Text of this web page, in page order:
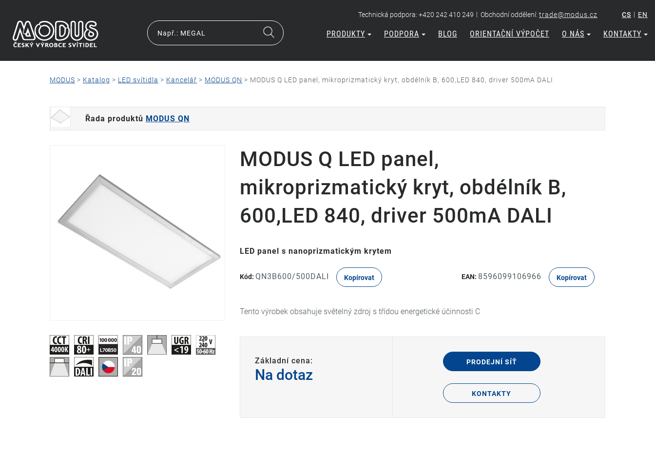
Technická podpora: +420 242 410 249 | Obchodní oddělení: trade@modus.cz CS | EN
PRODUKTY PODPORA BLOG ORIENTAČNÍ VÝPOČET O NÁS KONTAKTY
MODUS > Katalog > LED svítidla > Kancelář > MODUS QN > MODUS Q LED panel, mikroprizmatický kryt, obdélník B, 600,LED 840, driver 500mA DALI
Řada produktů MODUS QN
MODUS Q LED panel,
mikroprizmatický kryt, obdélník B,
600,LED 840, driver 500mA DALI
LED panel s nanoprizmatickým krytem
Kód: QN3B600/500DALI Kopírovat EAN: 8596099106966 Kopírovat
Tento výrobek obsahuje světelný zdroj s třídou energetické účinnosti C
Základní cena:
Na dotaz
PRODEJNÍ SÍŤ
KONTAKTY